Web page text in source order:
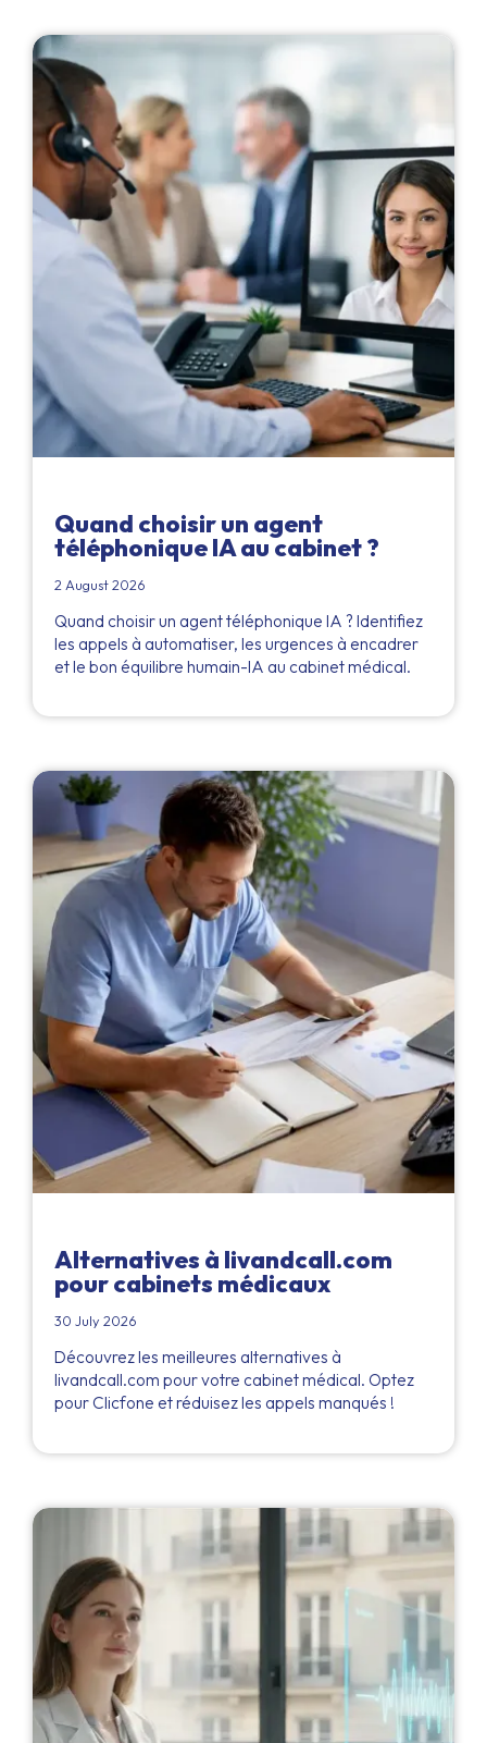
Quand choisir un agent
téléphonique IA au cabinet ?
2 August 2026
Quand choisir un agent téléphonique IA ? Identifiez
les appels à automatiser, les urgences à encadrer
et le bon équilibre humain-IA au cabinet médical.
Alternatives à livandcall.com
pour cabinets médicaux
30 July 2026
Découvrez les meilleures alternatives à
livandcall.com pour votre cabinet médical. Optez
pour Clicfone et réduisez les appels manqués !